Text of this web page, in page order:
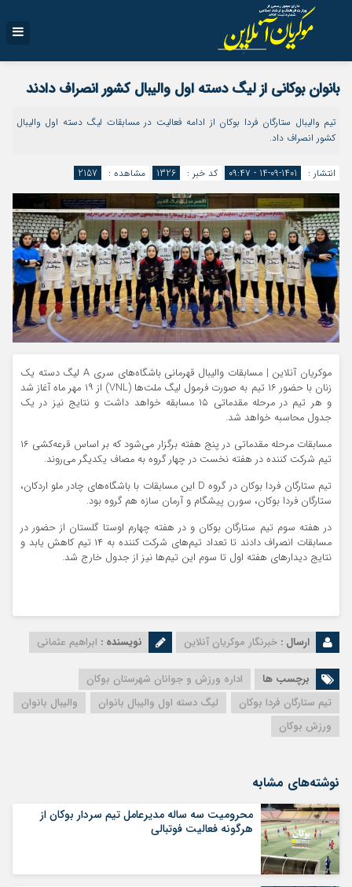
بانوان بوکانی از لیگ دسته اول والیبال کشور انصراف دادند
تیم والیبال ستارگان فردا بوکان از ادامه فعالیت در مسابقات لیگ دسته اول والیبال
کشور انصراف داد.
انتشار : 1401-09-14 - ۰۹:۴۷ کد خبر : 1326 مشاهده : 2157
موکریان آنلاین | مسابقات والیبال قهرمانی باشگاه‌های سری A لیگ دسته یک
زنان با حضور ۱۶ تیم به صورت فرمول لیگ ملت‌ها (VNL) از ۱۹ مهر ماه آغاز شد
و هر تیم در مرحله مقدماتی ۱۵ مسابقه خواهد داشت و نتایج نیز در یک
جدول محاسبه خواهد شد.
مسابقات مرحله مقدماتی در پنج هفته برگزار می‌شود که بر اساس قرعه‌کشی ۱۶
تیم شرکت کننده در هفته نخست در چهار گروه به مصاف یکدیگر می‌روند.
تیم ستارگان فردا بوکان در گروه D این مسابقات با باشگاه‌های چادر ملو اردکان،
ستارگان فردا بوکان، سورن پیشگام و آرمان سازه هم گروه بود.
در هفته سوم تیم ستارگان بوکان و در هفته چهارم اوستا گلستان از حضور در
مسابقات انصراف دادند تا تعداد تیم‌های شرکت کننده به ۱۴ تیم کاهش یابد و
نتایج دیدارهای هفته اول تا سوم این تیم‌ها نیز از جدول خارج شد.
ارسال : خبرنگار موکریان آنلاین نویسنده : ابراهیم عثمانی
برچسب ها
اداره ورزش و جوانان شهرستان بوکان
تیم ستارگان فردا بوکان
لیگ دسته اول والیبال بانوان
والیبال بانوان
ورزش بوکان
نوشته‌های مشابه
محرومیت سه ساله مدیرعامل تیم سردار بوکان از
هرگونه فعالیت فوتبالی